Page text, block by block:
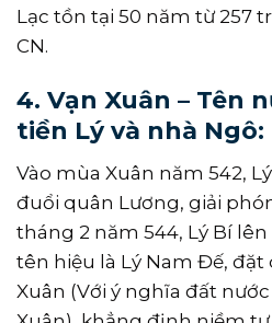
Lạc tồn tại 50 năm từ 257
CN.
4. Vạn Xuân – Tên
tiền Lý và nhà Ngô:
Vào mùa Xuân năm 542,
đuổi quân Lương, giải
tháng 2 năm 544, Lý Bí
tên hiệu là Lý Nam Đế, đặt
Xuân (Với ý nghĩa đất